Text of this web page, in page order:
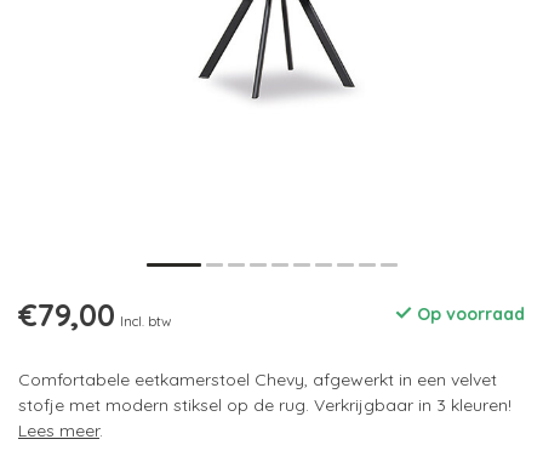
€79,00 Incl. btw Op voorraad
Comfortabele eetkamerstoel Chevy, afgewerkt in een velvet
stofje met modern stiksel op de rug. Verkrijgbaar in 3 kleuren!
Lees meer.